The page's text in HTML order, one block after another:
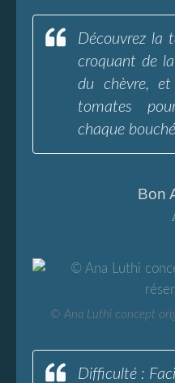
Découvrez la
croquant de
du chèvre,
tomates
chaque
Bon
© Ana Luthi concept
Difficulté :